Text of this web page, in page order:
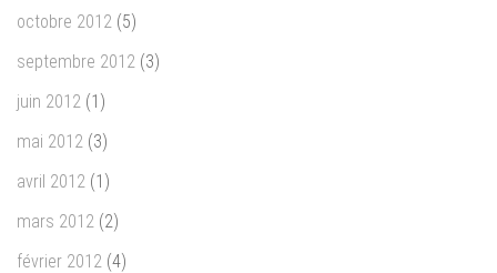
octobre 2012 (5)
septembre 2012 (3)
juin 2012 (1)
mai 2012 (3)
avril 2012 (1)
mars 2012 (2)
février 2012 (4)